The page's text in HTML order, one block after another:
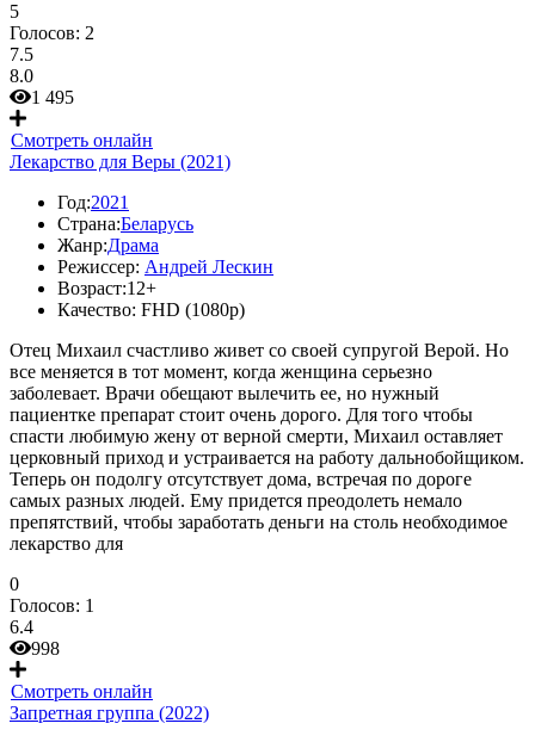
5
Голосов: 2
7.5
8.0
1 495
Смотреть онлайн
Лекарство для Веры (2021)
Год:2021
Страна:Беларусь
Жанр:Драма
Режиссер: Андрей Лескин
Возраст:12+
Качество: FHD (1080p)
Отец Михаил счастливо живет со своей супругой Верой. Но
все меняется в тот момент, когда женщина серьезно
заболевает. Врачи обещают вылечить ее, но нужный
пациентке препарат стоит очень дорого. Для того чтобы
спасти любимую жену от верной смерти, Михаил оставляет
церковный приход и устраивается на работу дальнобойщиком.
Теперь он подолгу отсутствует дома, встречая по дороге
самых разных людей. Ему придется преодолеть немало
препятствий, чтобы заработать деньги на столь необходимое
лекарство для
0
Голосов: 1
6.4
998
Смотреть онлайн
Запретная группа (2022)